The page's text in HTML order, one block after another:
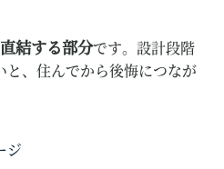
結する部分です。設計段階
と、住んでから後悔につなが
ジ